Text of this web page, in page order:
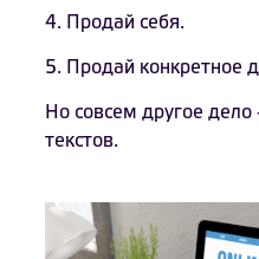
4. Продай себя.
5. Продай конкретное
Но совсем другое
текстов.